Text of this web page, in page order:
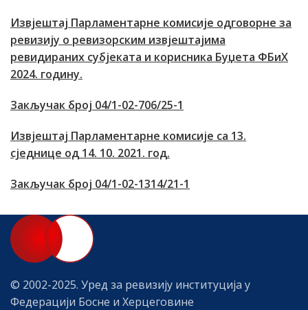
Извјештај Парламентарне комисије одговорне за
ревизију о ревизорским извјештајима
ревидираних субјеката и корисника Буџета ФБиХ
2024. годину.
Закључак број 04/1-02-706/25-1
Извјештај Парламентарне комисије са 13.
сједнице од 14. 10. 2021. год.
Закључак број 04/1-02-1314/21-1
© 2002-2025. Уред за ревизију институција у
Федерацији Босне и Херцеговине